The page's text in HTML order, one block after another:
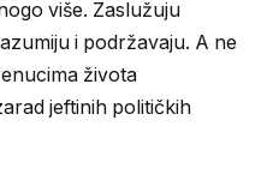
više. Zaslužuju
i podržavaju. A ne
života
jeftinih političkih